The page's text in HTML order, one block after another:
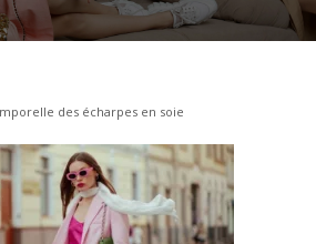
des écharpes en soie